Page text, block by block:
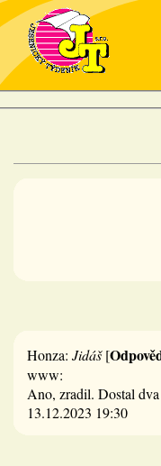
Honza: Jidáš[
www:
Ano, zradil. Dostal
13.12.2023 19:30